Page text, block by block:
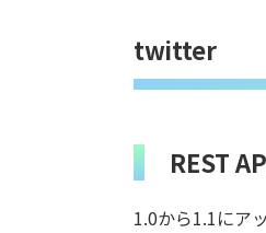
twitter
REST
1.0から1.1にア